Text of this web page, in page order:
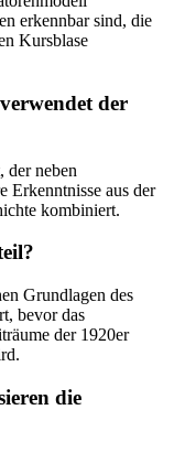
erkennbar sind, die
Kursblase
der
der neben
Erkenntnisse aus der
kombiniert.
Grundlagen des
bevor das
der 1920er
die